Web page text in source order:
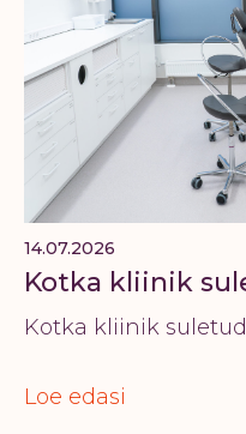
14.07.2026
Kotka kliinik
Kotka kliinik suletud
Loe edasi